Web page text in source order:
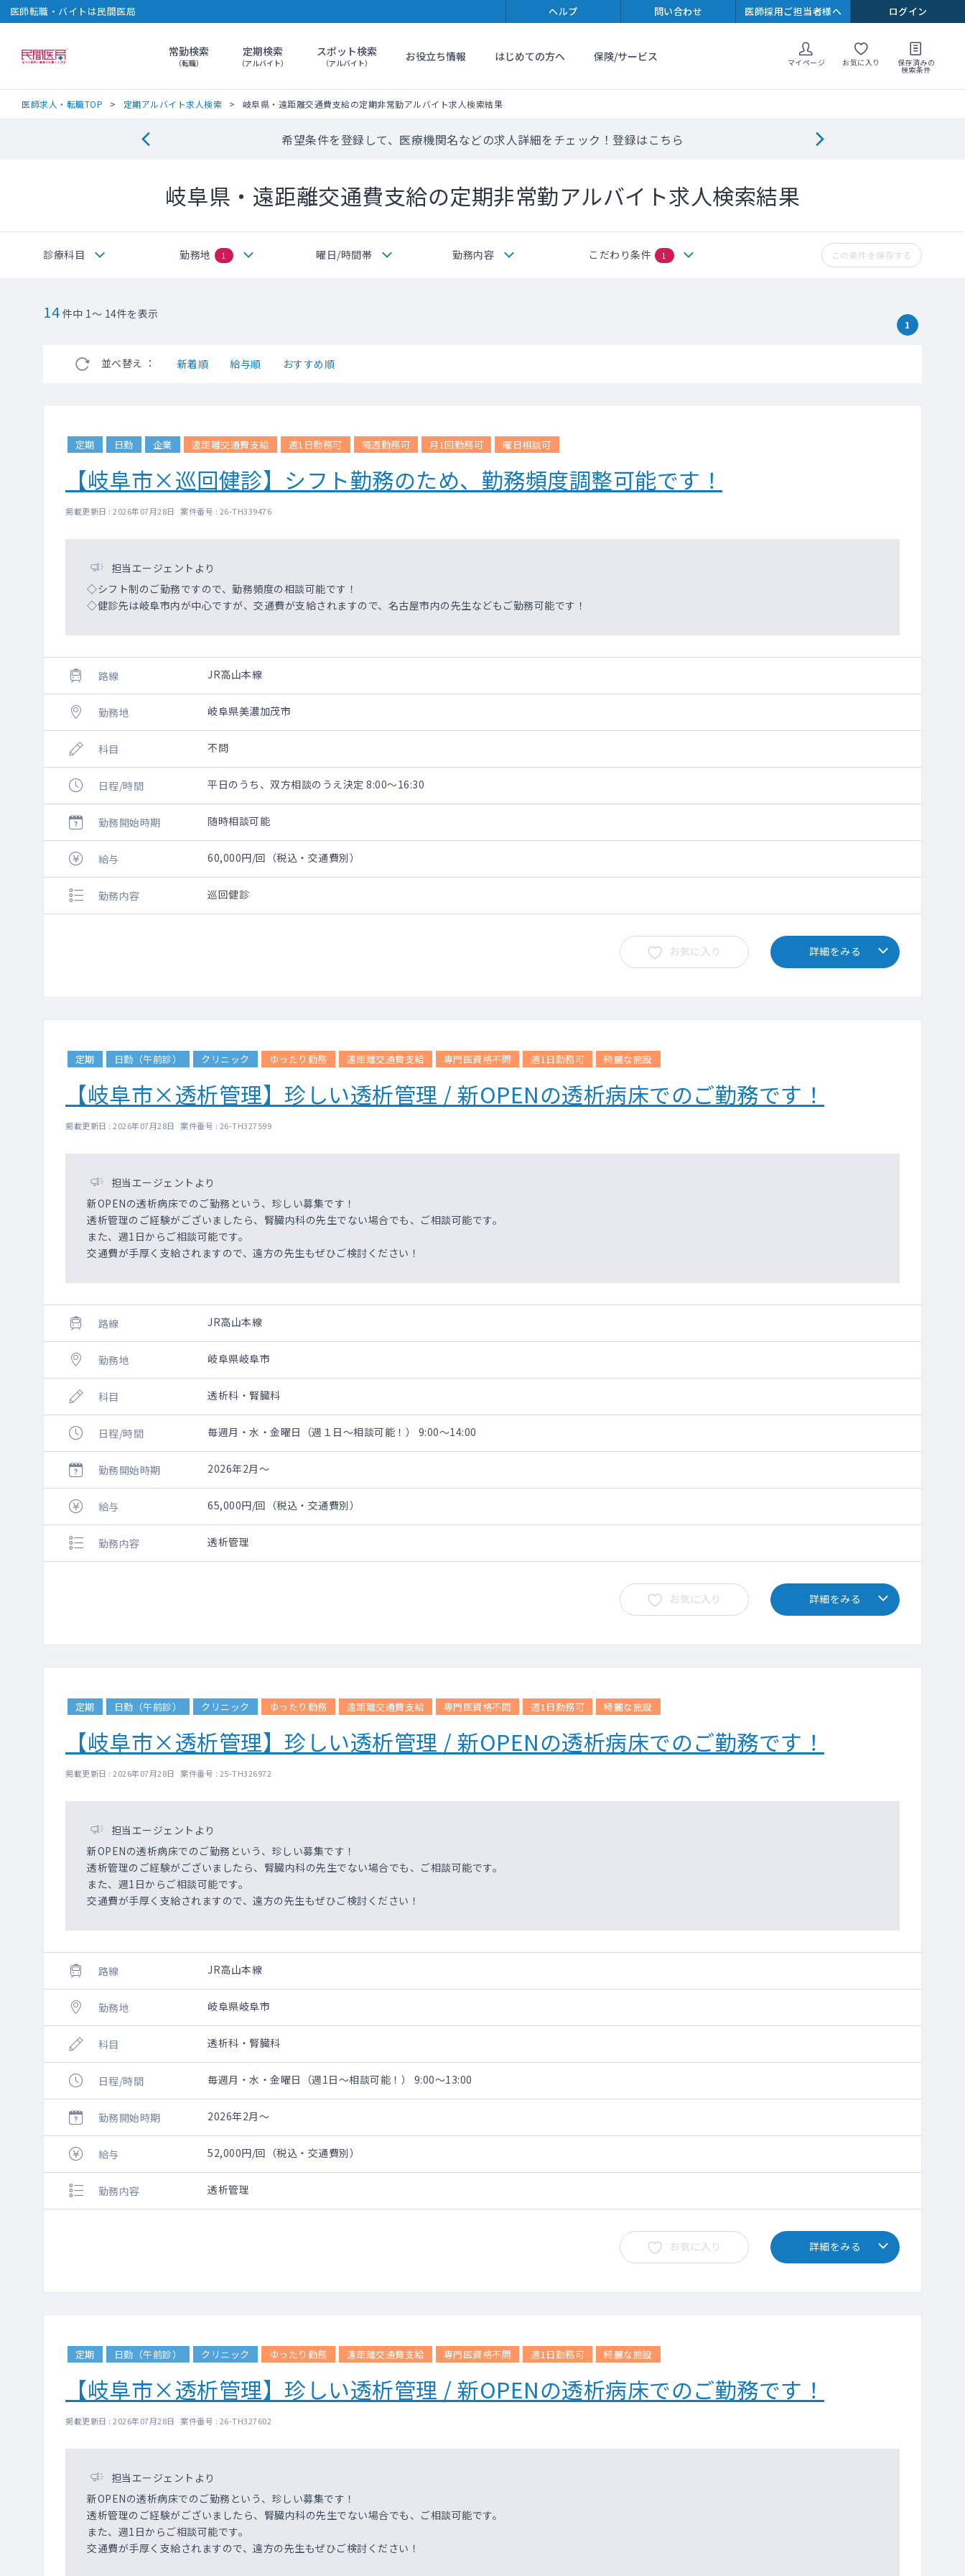
医師転職・バイトは民間医局 ヘルプ 問い合わせ 医師採用ご担当者様へ ログイン
民間医局常勤検索
（転職）
定期検索
（アルバイト）
スポット検索
（アルバイト） お役立ち情報 はじめての方へ 保険/サービス マイページ お気に入り 保存済みの
検索条件
医師求人・転職TOP 定期アルバイト求人検索 岐阜県・遠距離交通費支給の定期非常勤アルバイト求人検索結果
希望条件を登録して、医療機関名などの求人詳細をチェック！登録はこちら
岐阜県・遠距離交通費支給の定期非常勤アルバイト求人検索結果
診療科目 勤務地 1 曜日/時間帯 勤務内容 こだわり条件 1 この条件を保存する
14 件中 1～ 14件を表示
並べ替え ： 新着順 給与順 おすすめ順
1
定期 日勤 企業 遠距離交通費支給 週1日勤務可 隔週勤務可 月1回勤務可 曜日相談可
【岐阜市×巡回健診】シフト勤務のため、勤務頻度調整可能です！
掲載更新日 : 2026年07月28日 案件番号 : 26-TH339476
担当エージェントより
◇シフト制のご勤務ですので、勤務頻度の相談可能です！
◇健診先は岐阜市内が中心ですが、交通費が支給されますので、名古屋市内の先生などもご勤務可能です！
路線 JR高山本線
勤務地 岐阜県美濃加茂市
科目 不問
日程/時間 平日のうち、双方相談のうえ決定 8:00～16:30
勤務開始時期 随時相談可能
給与 60,000円/回（税込・交通費別）
勤務内容 巡回健診
お気に入り 詳細をみる
定期 日勤（午前診） クリニック ゆったり勤務 遠距離交通費支給 専門医資格不問 週1日勤務可 綺麗な施設
【岐阜市×透析管理】珍しい透析管理 / 新OPENの透析病床でのご勤務です！
掲載更新日 : 2026年07月28日 案件番号 : 26-TH327599
担当エージェントより
新OPENの透析病床でのご勤務という、珍しい募集です！
透析管理のご経験がございましたら、腎臓内科の先生でない場合でも、ご相談可能です。
また、週1日からご相談可能です。
交通費が手厚く支給されますので、遠方の先生もぜひご検討ください！
路線 JR高山本線
勤務地 岐阜県岐阜市
科目 透析科・腎臓科
日程/時間 毎週月・水・金曜日（週１日～相談可能！） 9:00～14:00
勤務開始時期 2026年2月～
給与 65,000円/回（税込・交通費別）
勤務内容 透析管理
お気に入り 詳細をみる
定期 日勤（午前診） クリニック ゆったり勤務 遠距離交通費支給 専門医資格不問 週1日勤務可 綺麗な施設
【岐阜市×透析管理】珍しい透析管理 / 新OPENの透析病床でのご勤務です！
掲載更新日 : 2026年07月28日 案件番号 : 25-TH326972
担当エージェントより
新OPENの透析病床でのご勤務という、珍しい募集です！
透析管理のご経験がございましたら、腎臓内科の先生でない場合でも、ご相談可能です。
また、週1日からご相談可能です。
交通費が手厚く支給されますので、遠方の先生もぜひご検討ください！
路線 JR高山本線
勤務地 岐阜県岐阜市
科目 透析科・腎臓科
日程/時間 毎週月・水・金曜日（週1日～相談可能！） 9:00～13:00
勤務開始時期 2026年2月～
給与 52,000円/回（税込・交通費別）
勤務内容 透析管理
お気に入り 詳細をみる
定期 日勤（午前診） クリニック ゆったり勤務 遠距離交通費支給 専門医資格不問 週1日勤務可 綺麗な施設
【岐阜市×透析管理】珍しい透析管理 / 新OPENの透析病床でのご勤務です！
掲載更新日 : 2026年07月28日 案件番号 : 26-TH327602
担当エージェントより
新OPENの透析病床でのご勤務という、珍しい募集です！
透析管理のご経験がございましたら、腎臓内科の先生でない場合でも、ご相談可能です。
また、週1日からご相談可能です。
交通費が手厚く支給されますので、遠方の先生もぜひご検討ください！